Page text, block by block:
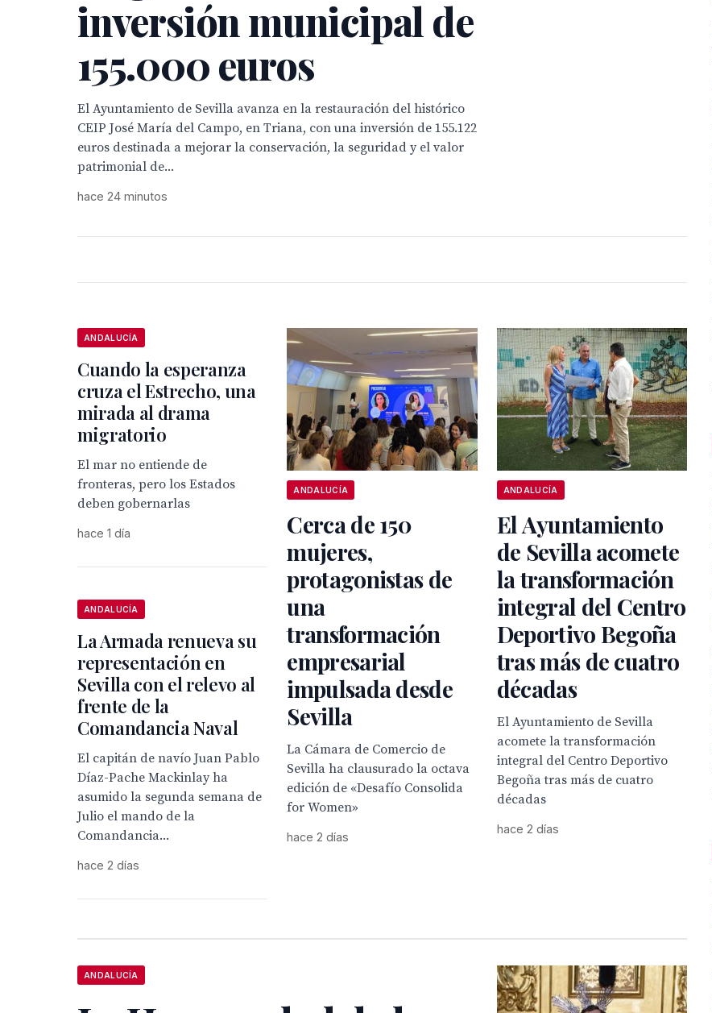
inversión municipal de
155.000 euros
El Ayuntamiento de Sevilla avanza en la restauración del histórico
CEIP José María del Campo, en Triana, con una inversión de 155.122
euros destinada a mejorar la conservación, la seguridad y el valor
patrimonial de...
hace 24 minutos
ANDALUCÍA
Cuando la esperanza
cruza el Estrecho, una
mirada al drama
migratorio
El mar no entiende de
fronteras, pero los Estados
deben gobernarlas
hace 1 día
ANDALUCÍA
Cerca de 150
mujeres,
protagonistas de
una
transformación
empresarial
impulsada desde
Sevilla
La Cámara de Comercio de
Sevilla ha clausurado la octava
edición de «Desafío Consolida
for Women»
hace 2 días
ANDALUCÍA
El Ayuntamiento
de Sevilla acomete
la transformación
integral del Centro
Deportivo Begoña
tras más de cuatro
décadas
El Ayuntamiento de Sevilla
acomete la transformación
integral del Centro Deportivo
Begoña tras más de cuatro
décadas
hace 2 días
ANDALUCÍA
La Armada renueva su
representación en
Sevilla con el relevo al
frente de la
Comandancia Naval
El capitán de navío Juan Pablo
Díaz-Pache Mackinlay ha
asumido la segunda semana de
Julio el mando de la
Comandancia...
hace 2 días
ANDALUCÍA